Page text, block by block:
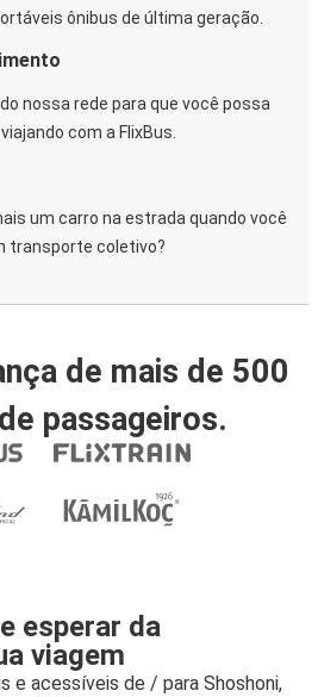
ônibus de última geração.
nossa rede para que você possa
com a FlixBus.
um carro na estrada quando você
transporte coletivo?
de mais de 500
passageiros.
esperar da
viagem
e acessíveis de / para Shoshoni,